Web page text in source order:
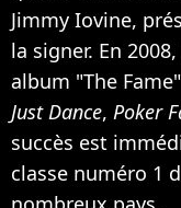
Jimmy Iovine,
la signer. En
album "The
Just Dance, Poker
succès est
classe numéro 1